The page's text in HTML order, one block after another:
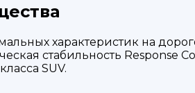
характеристик на
стабильность Response
SUV.